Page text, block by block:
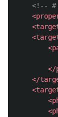
<!-- #
</
</